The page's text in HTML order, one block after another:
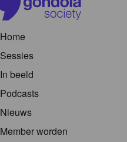
Home
Sessies
In beeld
Podcasts
Nieuws
Member worden